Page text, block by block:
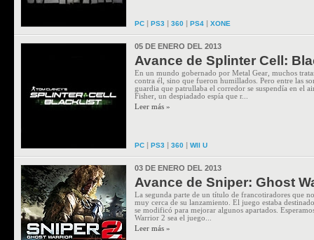
PC | PS3 | 360 | PS4 | XONE
05 DE ENERO DEL 2013
Avance de Splinter Cell:
En un mundo gobernado por Metal Gear, muchos
contra él, sino que fueron humillados. Pero entre las
guardia que patrullaba el corredor se suspendía en el
Fisher, un despiadado espía que r...
Leer más »
PC | PS3 | 360 | WII U
03 DE ENERO DEL 2013
Avance de Sniper: Ghost
La segunda parte de un título de francotiradores que
muy cerca de su lanzamiento. El juego estaba
se modificó para mejorar algunos apartados.
Warrior 2 sea el juego...
Leer más »